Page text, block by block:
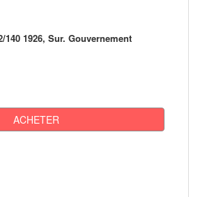
140 1926, Sur. Gouvernement
ACHETER